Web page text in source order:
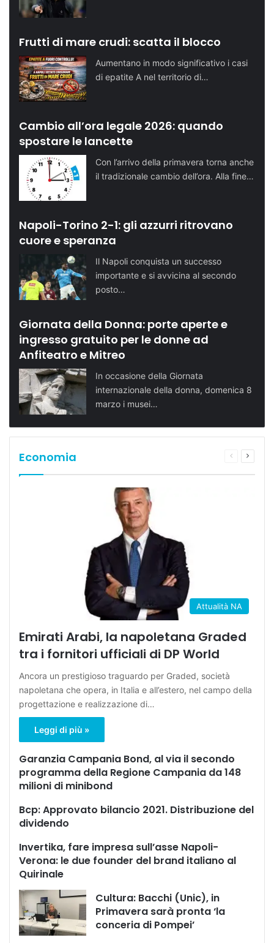
Frutti di mare crudi: scatta il blocco
Aumentano in modo significativo i casi
di epatite A nel territorio di…
Cambio all’ora legale 2026: quando
spostare le lancette
Con l’arrivo della primavera torna anche
il tradizionale cambio dell’ora. Alla fine…
Napoli-Torino 2-1: gli azzurri ritrovano
cuore e speranza
Il Napoli conquista un successo
importante e si avvicina al secondo
posto…
Giornata della Donna: porte aperte e
ingresso gratuito per le donne ad
Anfiteatro e Mitreo
In occasione della Giornata
internazionale della donna, domenica 8
marzo i musei…
Economia
Pagina
Attualità NA
Emirati Arabi, la napoletana Graded
tra i fornitori ufficiali di DP World
Ancora un prestigioso traguardo per Graded, società
napoletana che opera, in Italia e all’estero, nel campo della
progettazione e realizzazione di…
Leggi di più »
Garanzia Campania Bond, al via il secondo
programma della Regione Campania da 148
milioni di minibond
Bcp: Approvato bilancio 2021. Distribuzione del
dividendo
Invertika, fare impresa sull’asse Napoli-
Verona: le due founder del brand italiano al
Quirinale
Cultura: Bacchi (Unic), in
Primavera sarà pronta ‘la
conceria di Pompei’